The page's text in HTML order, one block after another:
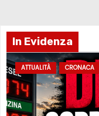
In Evidenza
ATTUALITÀ CRONACA